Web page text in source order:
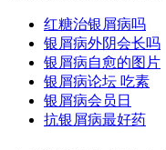
红糖治银屑病吗
银屑病外阴会长吗
银屑病自愈的图片
银屑病论坛 吃素
银屑病会员日
抗银屑病最好药